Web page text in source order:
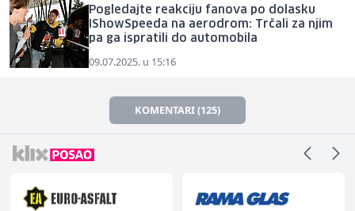
Pogledajte reakciju fanova po dolasku
IShowSpeeda na aerodrom: Trčali za njim
pa ga ispratili do automobila
09.07.2025. u 15:16
KOMENTARI (125)